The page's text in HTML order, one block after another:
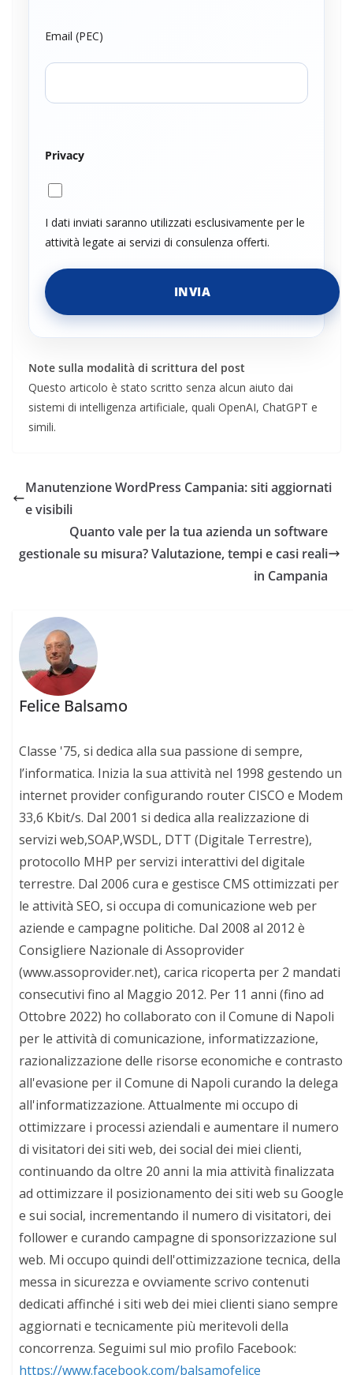
Email (PEC)
Privacy
I dati inviati saranno utilizzati esclusivamente per le
attività legate ai servizi di consulenza offerti.
Note sulla modalità di scrittura del post
Questo articolo è stato scritto senza alcun aiuto dai
sistemi di intelligenza artificiale, quali OpenAI, ChatGPT e
simili.
Manutenzione WordPress Campania: siti aggiornati
e visibili
Quanto vale per la tua azienda un software
gestionale su misura? Valutazione, tempi e casi reali
in Campania
Felice Balsamo
Classe '75, si dedica alla sua passione di sempre,
l’informatica. Inizia la sua attività nel 1998 gestendo un
internet provider configurando router CISCO e Modem
33,6 Kbit/s. Dal 2001 si dedica alla realizzazione di
servizi web,SOAP,WSDL, DTT (Digitale Terrestre),
protocollo MHP per servizi interattivi del digitale
terrestre. Dal 2006 cura e gestisce CMS ottimizzati per
le attività SEO, si occupa di comunicazione web per
aziende e campagne politiche. Dal 2008 al 2012 è
Consigliere Nazionale di Assoprovider
(www.assoprovider.net), carica ricoperta per 2 mandati
consecutivi fino al Maggio 2012. Per 11 anni (fino ad
Ottobre 2022) ho collaborato con il Comune di Napoli
per le attività di comunicazione, informatizzazione,
razionalizzazione delle risorse economiche e contrasto
all'evasione per il Comune di Napoli curando la delega
all'informatizzazione. Attualmente mi occupo di
ottimizzare i processi aziendali e aumentare il numero
di visitatori dei siti web, dei social dei miei clienti,
continuando da oltre 20 anni la mia attività finalizzata
ad ottimizzare il posizionamento dei siti web su Google
e sui social, incrementando il numero di visitatori, dei
follower e curando campagne di sponsorizzazione sul
web. Mi occupo quindi dell'ottimizzazione tecnica, della
messa in sicurezza e ovviamente scrivo contenuti
dedicati affinché i siti web dei miei clienti siano sempre
aggiornati e tecnicamente più meritevoli della
concorrenza. Seguimi sul mio profilo Facebook:
https://www.facebook.com/balsamofelice